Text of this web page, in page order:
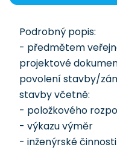
Podrobný popis:
- předmětem
projektové
povolení stavby/
stavby včetně:
- položkového
- výkazu výměr
- inženýrské činnosti